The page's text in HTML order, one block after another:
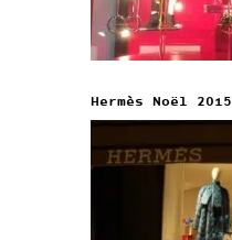
Hermès Noël 2015